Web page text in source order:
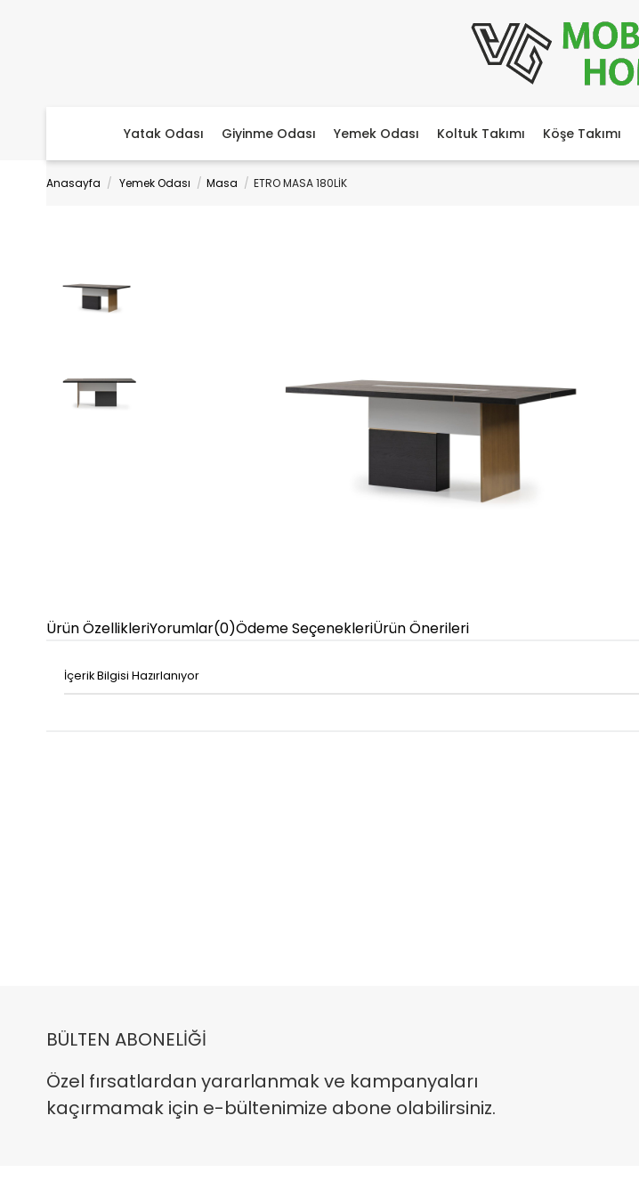
Yatak Odası Giyinme Odası Yemek Odası Koltuk Takımı Köşe Takımı
Anasayfa Yemek Odası Masa ETRO MASA 180LİK
Ürün ÖzellikleriYorumlar(0)Ödeme SeçenekleriÜrün Önerileri
İçerik Bilgisi Hazırlanıyor
BÜLTEN ABONELİĞİ
Özel fırsatlardan yararlanmak ve kampanyaları
kaçırmamak için e-bültenimize abone olabilirsiniz.